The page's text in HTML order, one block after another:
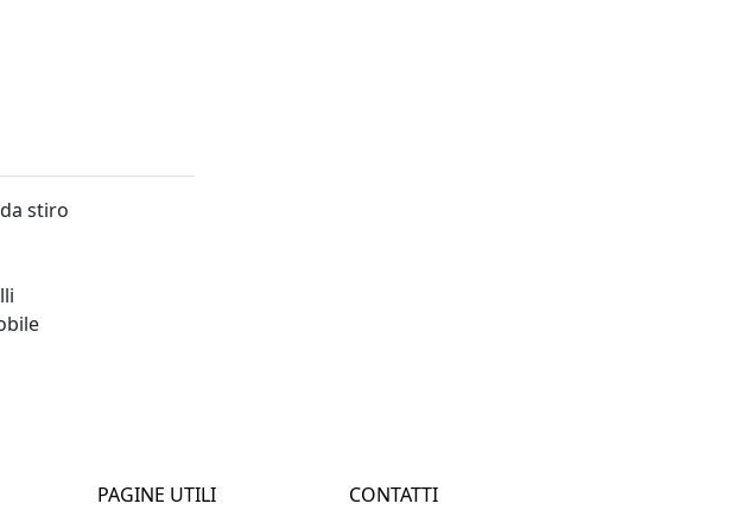
stiro
PAGINE UTILI
CONTATTI